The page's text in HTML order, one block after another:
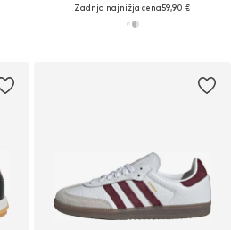
Zadnja najnižja cena59,90 €